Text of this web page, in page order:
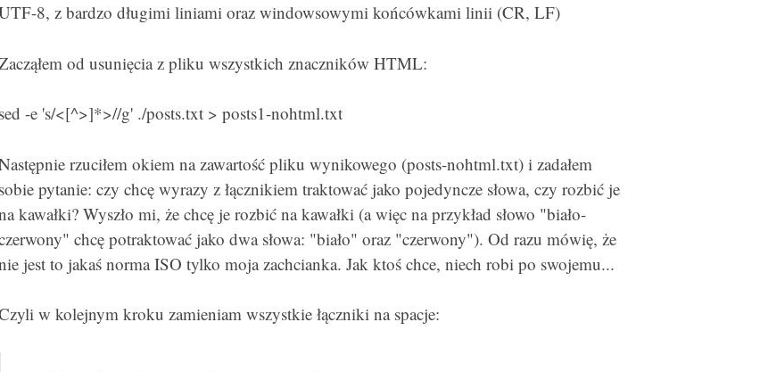
8, z bardzo długimi liniami oraz windowsowymi końcówkami linii (CR, LF)
od usunięcia z pliku wszystkich znaczników HTML:
sed -e 's/<[^>]*>//g' ./posts.txt > posts1-nohtml.txt
rzuciłem okiem na zawartość pliku wynikowego (posts-nohtml.txt) i zadałem
sobie pytanie: czy chcę wyrazy z łącznikiem traktować jako pojedyncze słowa, czy rozbić je
kawałki? Wyszło mi, że chcę je rozbić na kawałki (a więc na przykład słowo "biało-
chcę potraktować jako dwa słowa: "biało" oraz "czerwony"). Od razu mówię, że
jest to jakaś norma ISO tylko moja zachcianka. Jak ktoś chce, niech robi po swojemu...
w kolejnym kroku zamieniam wszystkie łączniki na spacje: